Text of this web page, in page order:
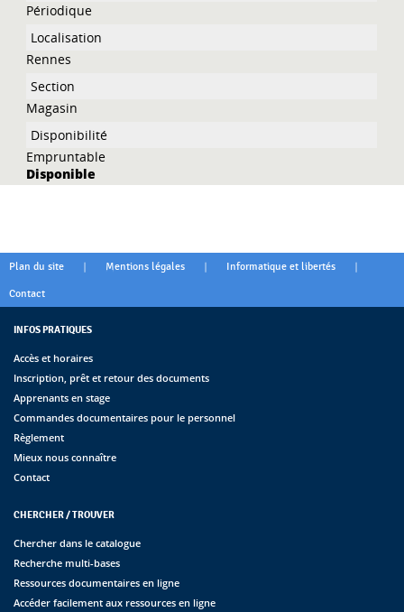
Périodique
Rennes
Magasin
Empruntable
Disponible
Plan du site | Mentions légales | Informatique et libertés |
Contact
INFOS PRATIQUES
Accès et horaires
Inscription, prêt et retour des documents
Apprenants en stage
Commandes documentaires pour le personnel
Règlement
Mieux nous connaître
Contact
CHERCHER / TROUVER
Chercher dans le catalogue
Recherche multi-bases
Ressources documentaires en ligne
Accéder facilement aux ressources en ligne